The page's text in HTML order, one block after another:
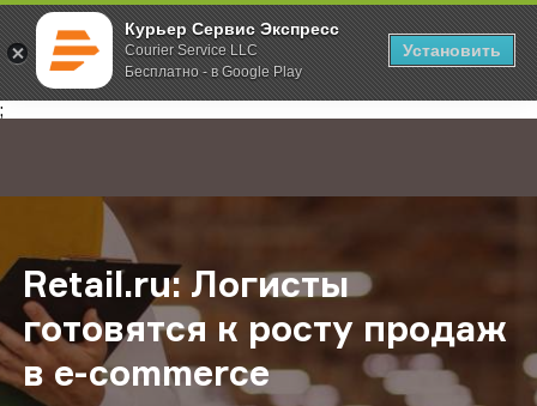
Курьер Сервис Экспресс
Courier Service LLC
Бесплатно - в Google Play
Установить
;
Главная О компании Новости Retail.ru: Логисты готовятся к
Retail.ru: Логисты
готовятся к росту продаж
в e-commerce